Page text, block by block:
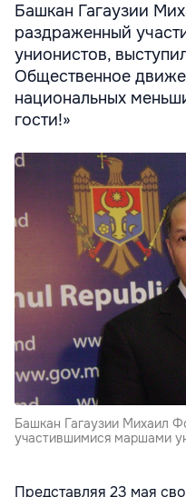
Башкан Гагаузии
раздраженный
унионистов,
Общественное
национальных
гости!»
Башкан Гагаузии Михаил
участившимися маршами
Представляя 23 мая